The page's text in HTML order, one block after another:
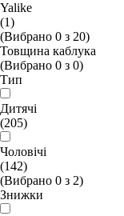
Yalike
(1)
(Вибрано 0 з 20)
Товщина каблука
(Вибрано 0 з 0)
Тип
Дитячі
(205)
Чоловічі
(142)
(Вибрано 0 з 2)
Знижки